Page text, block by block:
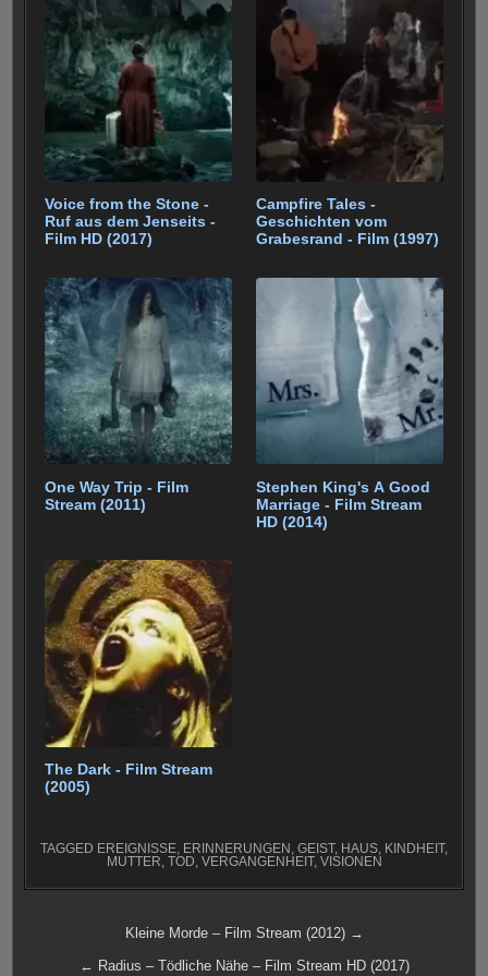
Voice from the Stone -
Ruf aus dem Jenseits -
Film HD (2017)
Campfire Tales -
Geschichten vom
Grabesrand - Film (1997)
One Way Trip - Film
Stream (2011)
Stephen King's A Good
Marriage - Film Stream
HD (2014)
The Dark - Film Stream
(2005)
TAGGED EREIGNISSE, ERINNERUNGEN , GEIST, HAUS, KINDHEIT,
MUTTER, TOD, VERGANGENHEIT, VISIONEN
Beitragsnavigation
Kleine Morde – Film Stream (2012) →
← Radius – Tödliche Nähe – Film Stream HD (2017)